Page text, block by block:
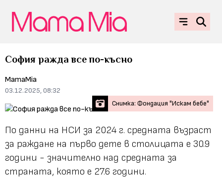
София ражда все по-късно
MamaMia
03.12.2025, 08:32
Снимка: Фондация "Искам бебе"
По данни на НСИ за 2024 г. средната възраст
за раждане на първо дете в столицата е 30.9
години - значително над средната за
страната, която е 27.6 години.